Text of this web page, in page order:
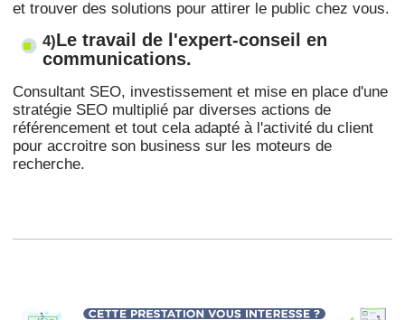
et trouver des solutions pour attirer le public chez vous.
4)Le travail de l'expert-conseil en
communications.
Consultant SEO, investissement et mise en place d'une
stratégie SEO multiplié par diverses actions de
référencement et tout cela adapté à l'activité du client
pour accroitre son business sur les moteurs de
recherche.